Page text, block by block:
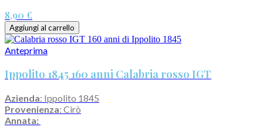
8,90 €
Aggiungi al carrello
Anteprima
Ippolito 1845 160 anni Calabria rosso IGT
Azienda: Ippolito 1845
Provenienza: Cirò
Annata: